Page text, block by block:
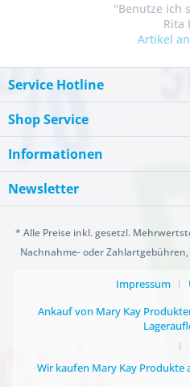
"Benutze ich
Rita
Artikel
Service Hotline
Shop Service
Informationen
Newsletter
* Alle Preise inkl. gesetzl.
Nachnahme- oder
Impressum
Ankauf von Mary Kay
Wir kaufen Mary Kay Produkte